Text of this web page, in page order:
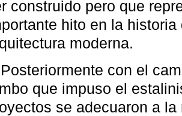
construido pero que
hito en la historia
moderna.
Posteriormente con el
que impuso el
se adecuaron a la